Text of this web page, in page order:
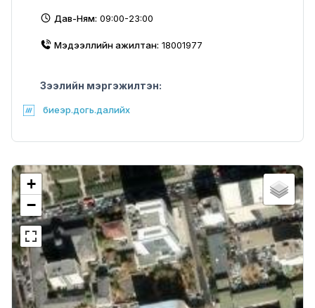
Дав-Ням: 09:00-23:00
Мэдээллийн ажилтан: 18001977
Зээлийн мэргэжилтэн:
биеэр.догь.далийх
+
−